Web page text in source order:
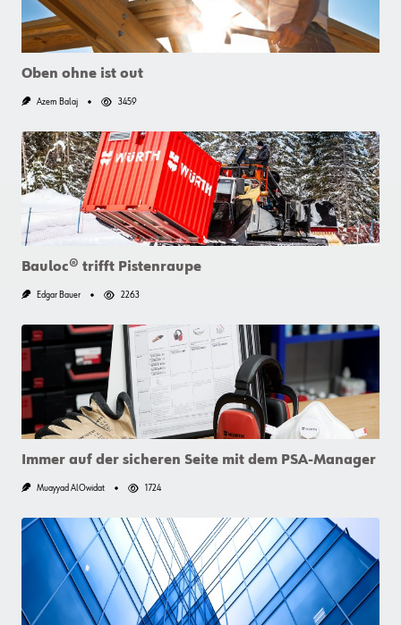
Oben ohne ist out
Azem Balaj 3459
Bauloc® trifft Pistenraupe
Edgar Bauer 2263
Immer auf der sicheren Seite mit dem PSA-Manager
Muayyad AlOwidat 1724